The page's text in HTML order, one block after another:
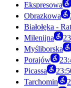
Ekspresowa
Obrazkowa
Białołęka -
Milenijna
Myśliborska
Porajów
Picassa
Tarchomin